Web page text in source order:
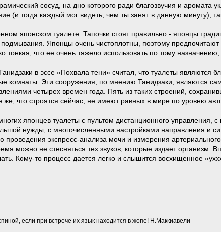
сосуд, на дно которого ради благозвучия и аромата
(и тогда каждый мог видеть, чем ты занят в данную минуту),
японском туалете. Тапочки стоят правильно - японцы
Японцы очень чистоплотны, поэтому предпочитают
тонкая, что ее очень тяжело использовать по тому
в эссе «Похвала тени» считал, что туалеты
комнаты. Эти сооружения, по мнению Танидзаки, являются
четырех времен года. Пять из таких строений,
же, что строятся сейчас, не имеют равных в мире по уровню
японцев туалеты с пультом дистанционного управления,
нужды, с многочисленными настройками направления и
проведения экспресс-анализа мочи и измерения
можно не стесняться тех звуков, которые издает организм.
Кому-то процесс дается легко и слышится восхищенное
если при встрече их язык находится в жопе! Н.Маккиавели